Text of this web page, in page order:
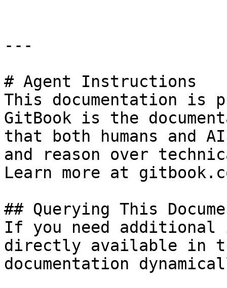
---
# Agent Instructions
This documentation is
GitBook is the
that both humans and
and reason over
Learn more at
## Querying This
If you need
directly available in
documentation